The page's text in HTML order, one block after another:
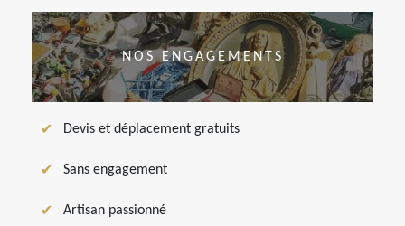
NOS ENGAGEMENTS
Devis et déplacement gratuits
Sans engagement
Artisan passionné